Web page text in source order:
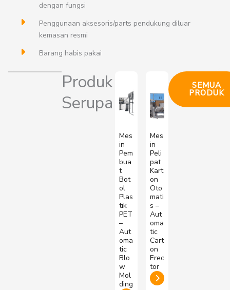
dengan fungsi
Penggunaan aksesoris/parts pendukung diluar
kemasan resmi
Barang habis pakai
Produk
Serupa
Mes
in
Pem
bua
t
Bot
ol
Plas
tik
PET
–
Aut
oma
tic
Blo
w
Mol
ding
Mes
in
Peli
pat
Kart
on
Oto
mati
s –
Aut
oma
tic
Cart
on
Erec
tor
SEMUA
PRODUK